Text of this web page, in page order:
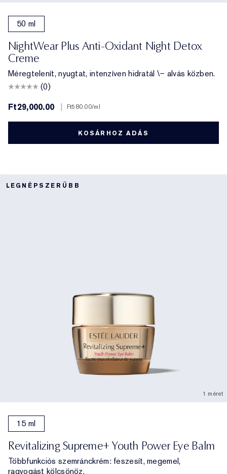
50 ml
NightWear Plus Anti-Oxidant Night Detox
Creme
Méregtelenít, nyugtat, intenzíven hidratál \– alvás közben.
(0)
Ft29,000.00
Ft580.00/ml
KOSÁRHOZ ADÁS
LEGNÉPSZERŰBB
1 méret
15 ml
Revitalizing Supreme+ Youth Power Eye Balm
Többfunkciós szemránckrém: feszesít, megemel,
ragyogást kölcsönöz.